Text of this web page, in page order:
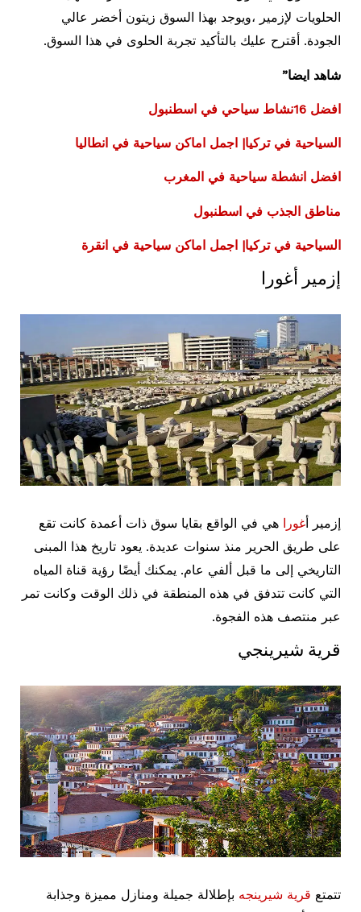
الحلويات لإزمير ،ويوجد بهذا السوق زيتون أخضر عالي
الجودة. أقترح عليك بالتأكيد تجربة الحلوى في هذا السوق.
شاهد ايضا”
افضل 16نشاط سياحي في اسطنبول
السياحية في تركيا| اجمل اماكن سياحية في انطاليا
افضل انشطة سياحية في المغرب
مناطق الجذب في اسطنبول
السياحية في تركيا| اجمل اماكن سياحية في انقرة
إزمير أغورا
إزمير أغورا هي في الواقع بقايا سوق ذات أعمدة كانت تقع
على طريق الحرير منذ سنوات عديدة. يعود تاريخ هذا المبنى
التاريخي إلى ما قبل ألفي عام. يمكنك أيضًا رؤية قناة المياه
التي كانت تتدفق في هذه المنطقة في ذلك الوقت وكانت تمر
عبر منتصف هذه الفجوة.
قرية شيرينجي
تتمتع قرية شيرينجه بإطلالة جميلة ومنازل مميزة وجذابة